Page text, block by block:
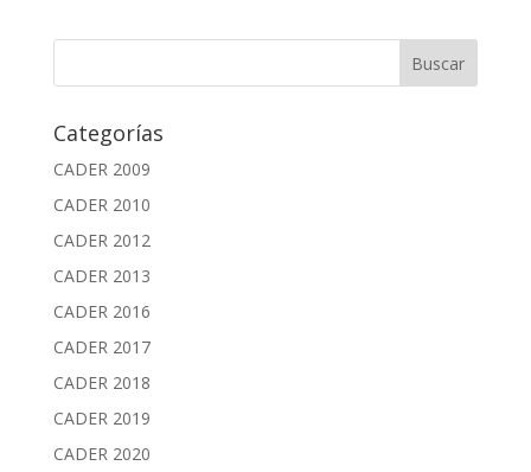
Categorías
CADER 2009
CADER 2010
CADER 2012
CADER 2013
CADER 2016
CADER 2017
CADER 2018
CADER 2019
CADER 2020